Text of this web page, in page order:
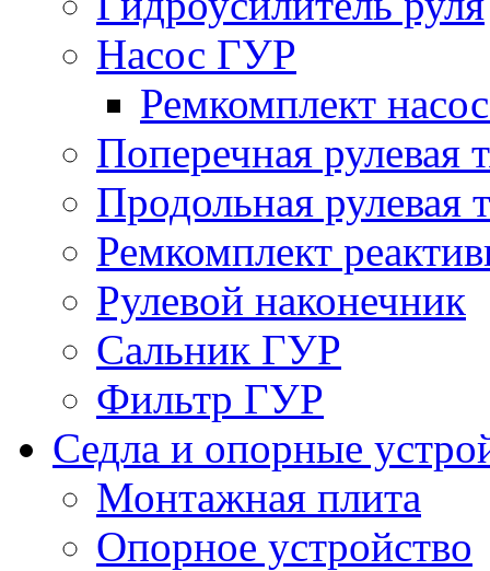
Насос ГУР
Ремкомплект
Поперечная рулевая
Продольная рулевая
Ремкомплект
Рулевой наконечник
Сальник ГУР
Фильтр ГУР
Седла и опорные
Монтажная плита
Опорное устройство